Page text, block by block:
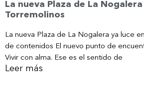
La nueva Plaza de La
Torremolinos
La nueva Plaza de La Nogalera ya luce
de contenidos El nuevo punto de
Vivir con alma. Ese es el sentido de
Leer más